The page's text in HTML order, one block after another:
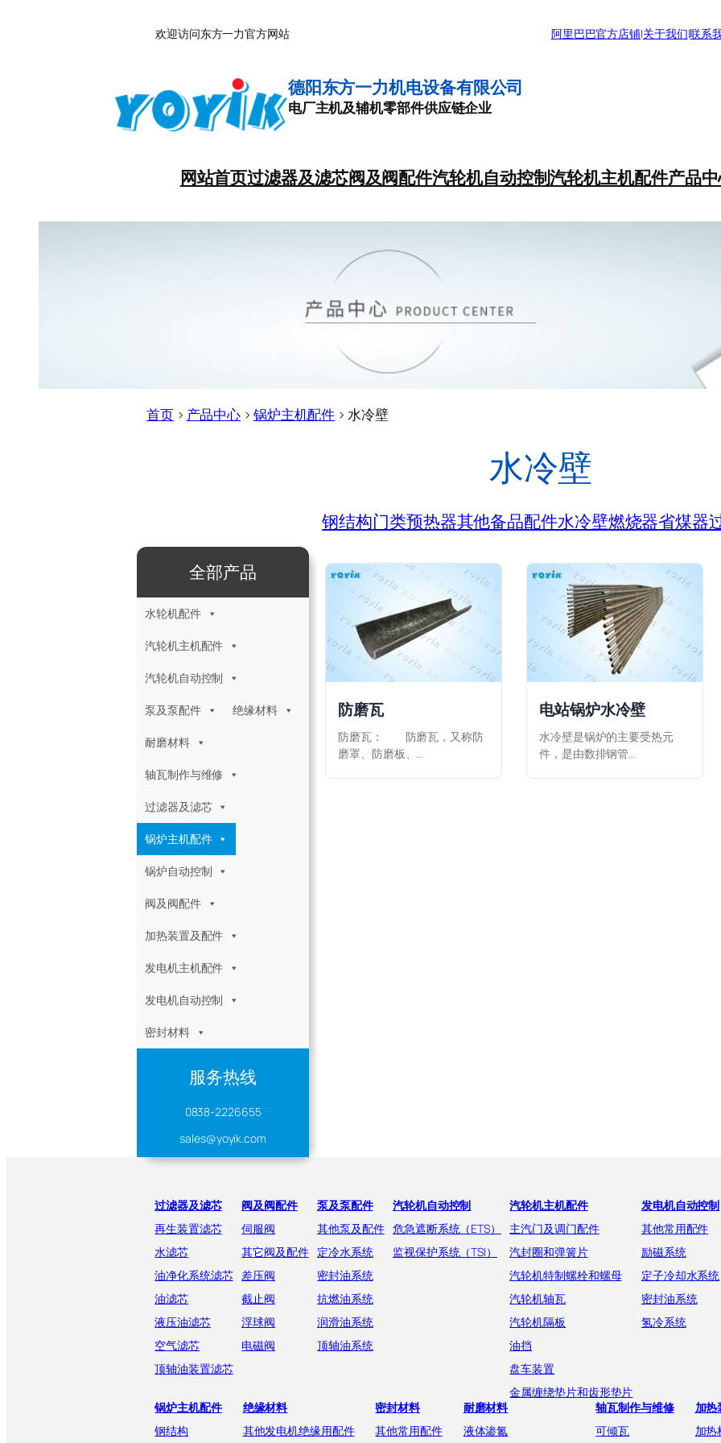
欢迎访问东方一力官方网站 阿里巴巴官方店铺|关于我们|联系
德阳东方一力机电设备有限公司
电厂主机及辅机零部件供应链企业
网站首页过滤器及滤芯阀及阀配件汽轮机自动控制汽轮机主机配件产品
首页> 产品中心 > 锅炉主机配件 > 水冷壁
水冷壁
钢结构门类预热器其他备品配件水冷壁燃烧器省煤器
全部产品
水轮机配件
汽轮机主机配件
汽轮机自动控制
泵及泵配件 绝缘材料
耐磨材料
轴瓦制作与维修
过滤器及滤芯
锅炉主机配件
锅炉自动控制
阀及阀配件
加热装置及配件
发电机主机配件
发电机自动控制
密封材料
服务热线
0838-2226655
sales@yoyik.com
防磨瓦
防磨瓦： 防磨瓦，又称防
磨罩、防磨板、…
电站锅炉水冷壁
水冷壁是锅炉的主要受热元
件，是由数排钢管…
过滤器及滤芯
再生装置滤芯
水滤芯
油净化系统滤芯
油滤芯
液压油滤芯
空气滤芯
顶轴油装置滤芯
阀及阀配件
伺服阀
其它阀及配件
差压阀
截止阀
浮球阀
电磁阀
泵及泵配件
其他泵及配件
定冷水系统
密封油系统
抗燃油系统
润滑油系统
顶轴油系统
汽轮机自动控制
危急遮断系统（ETS）
监视保护系统（TSI）
汽轮机主机配件
主汽门及调门配件
汽封圈和弹簧片
汽轮机特制螺栓和螺母
汽轮机轴瓦
汽轮机隔板
油挡
盘车装置
金属缠绕垫片和齿形垫片
发电机自动控制
其他常用配件
励磁系统
定子冷却水系统
密封油系统
氢冷系统
锅炉主机配件
钢结构
绝缘材料
其他发电机绝缘用配件
密封材料
其他常用配件
耐磨材料
液体渗氮
轴瓦制作与维修
可倾瓦
加热
加热